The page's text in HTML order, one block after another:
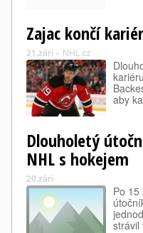
Zajac končí
21.září » NHL.cz
aby
Dlouholetý
NHL s hokejem
20.září
Po